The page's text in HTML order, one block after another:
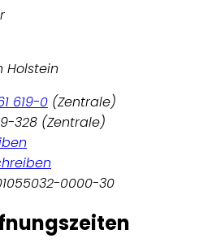
Holstein
619-0 (Zentrale)
328 (Zentrale)
0000-30